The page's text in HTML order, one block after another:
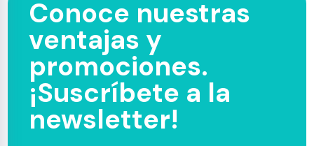
Conoce nuestras
ventajas y
promociones.
¡Suscríbete a la
newsletter!